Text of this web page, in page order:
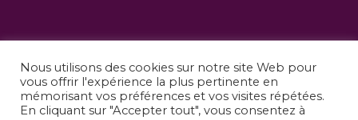
Accueil Les courses Programme
Nous utilisons des cookies sur notre site Web pour
vous offrir l'expérience la plus pertinente en
mémorisant vos préférences et vos visites répétées.
En cliquant sur "Accepter tout", vous consentez à